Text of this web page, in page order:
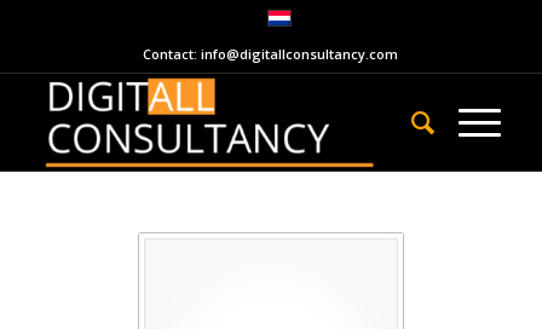
Contact: info@digitallconsultancy.com